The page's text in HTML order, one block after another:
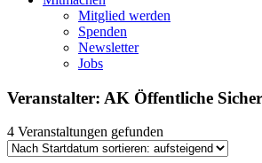
Mitglied werden
Spenden
Newsletter
Jobs
Veranstalter: AK Öffentliche
4 Veranstaltungen gefunden